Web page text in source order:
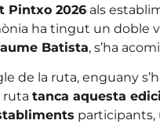
Pintxo 2026als
ha tingut un doble
Batista, s’ha
de la ruta, enguany
ruta tanca aquesta
participants,